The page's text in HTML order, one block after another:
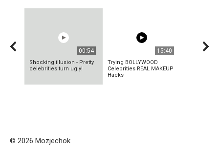
00:54
Shocking illusion - Pretty
celebrities turn ugly!
15:40
Trying BOLLYWOOD
Celebrities REAL MAKEUP
Hacks
© 2026 Mozjechok